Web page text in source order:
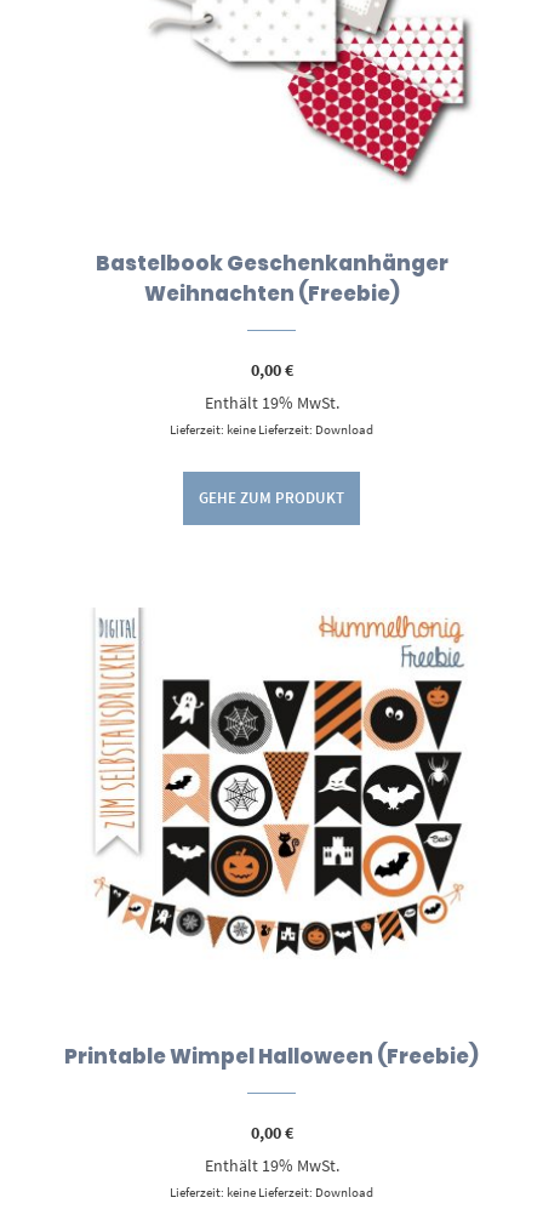
Bastelbook Geschenkanhänger
Weihnachten (Freebie)
0,00€
Enthält 19% MwSt.
Lieferzeit: keine Lieferzeit: Download
GEHE ZUM PRODUKT
Printable Wimpel Halloween (Freebie)
0,00€
Enthält 19% MwSt.
Lieferzeit: keine Lieferzeit: Download